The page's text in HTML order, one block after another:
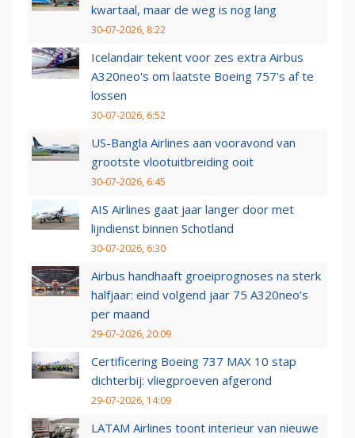
kwartaal, maar de weg is nog lang
30-07-2026, 8:22
Icelandair tekent voor zes extra Airbus
A320neo's om laatste Boeing 757's af te
lossen
30-07-2026, 6:52
US-Bangla Airlines aan vooravond van
grootste vlootuitbreiding ooit
30-07-2026, 6:45
AIS Airlines gaat jaar langer door met
lijndienst binnen Schotland
30-07-2026, 6:30
Airbus handhaaft groeiprognoses na sterk
halfjaar: eind volgend jaar 75 A320neo’s
per maand
29-07-2026, 20:09
Certificering Boeing 737 MAX 10 stap
dichterbij: vliegproeven afgerond
29-07-2026, 14:09
LATAM Airlines toont interieur van nieuwe